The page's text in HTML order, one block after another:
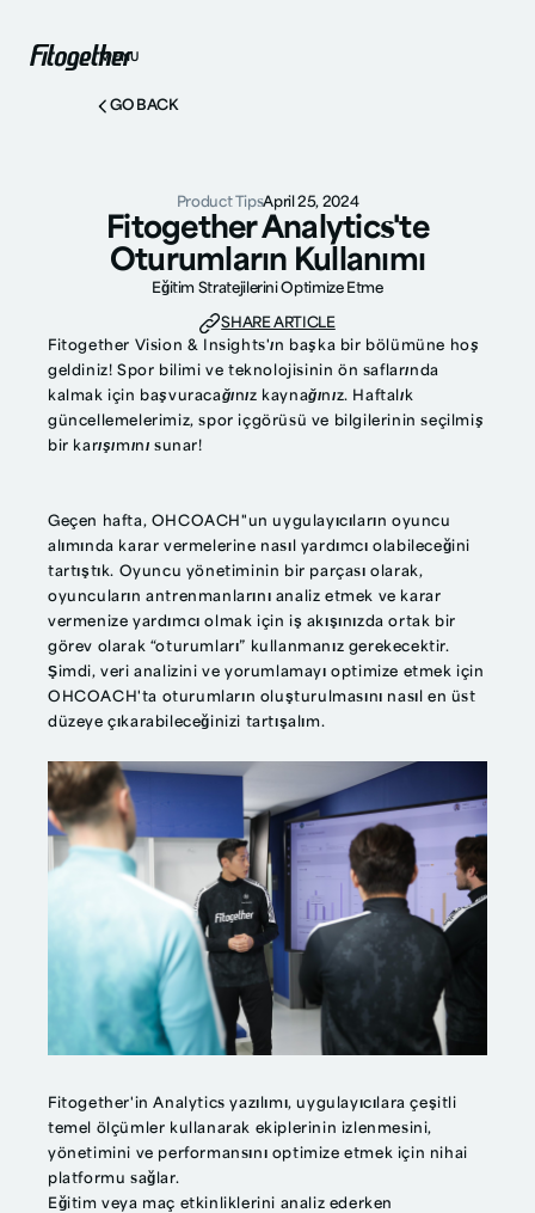
MENU
GO BACK
Product TipsApril 25, 2024
Fitogether Analytics'te
Oturumların Kullanımı
Eğitim Stratejilerini Optimize Etme
SHARE ARTICLE
Fitogether Vision & Insights'ın başka bir bölümüne hoş
geldiniz! Spor bilimi ve teknolojisinin ön saflarında
kalmak için başvuracağınız kaynağınız. Haftalık
güncellemelerimiz, spor içgörüsü ve bilgilerinin seçilmiş
bir karışımını sunar!
Geçen hafta, OHCOACH"un uygulayıcıların oyuncu
alımında karar vermelerine nasıl yardımcı olabileceğini
tartıştık. Oyuncu yönetiminin bir parçası olarak,
oyuncuların antrenmanlarını analiz etmek ve karar
vermenize yardımcı olmak için iş akışınızda ortak bir
görev olarak “oturumları” kullanmanız gerekecektir.
Şimdi, veri analizini ve yorumlamayı optimize etmek için
OHCOACH'ta oturumların oluşturulmasını nasıl en üst
düzeye çıkarabileceğinizi tartışalım.
Fitogether'in Analytics yazılımı, uygulayıcılara çeşitli
temel ölçümler kullanarak ekiplerinin izlenmesini,
yönetimini ve performansını optimize etmek için nihai
platformu sağlar.
Eğitim veya maç etkinliklerini analiz ederken